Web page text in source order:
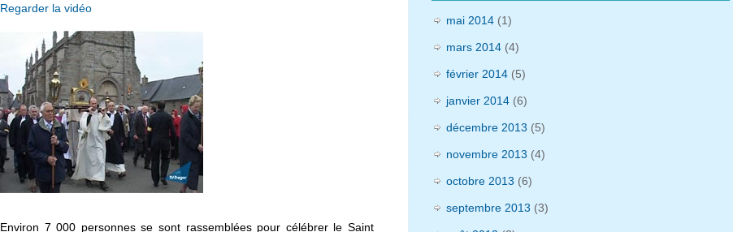
Regarder la vidéo
Environ 7 000 personnes se sont rassemblées pour célébrer le Saint
mai 2014 (1)
mars 2014 (4)
février 2014 (5)
janvier 2014 (6)
décembre 2013 (5)
novembre 2013 (4)
octobre 2013 (6)
septembre 2013 (3)